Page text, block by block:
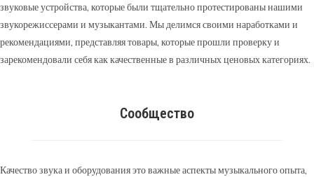
звуковые устройства, которые были тщательно протестированы нашими
звукорежиссерами и музыкантами. Мы делимся своими наработками и
рекомендациями, представляя товары, которые прошли проверку и
зарекомендовали себя как качественные в различных ценовых категориях.
Сообщество
Качество звука и оборудования это важные аспекты музыкального опыта,